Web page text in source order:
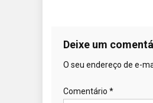
Deixe um
O seu endereço de e-
Comentário *